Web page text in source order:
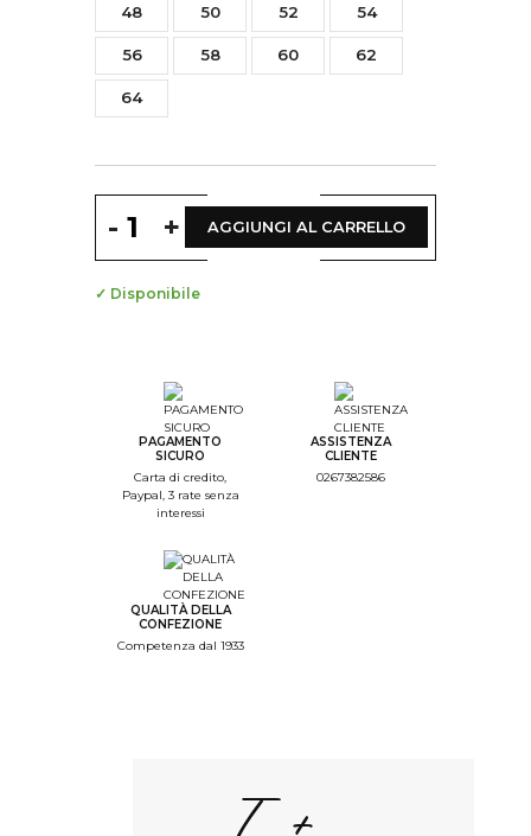
48 50 52 54
56 58 60 62
64
- + AGGIUNGI AL CARRELLO
✓ Disponibile
PAGAMENTO
SICURO
Carta di credito,
Paypal, 3 rate senza
interessi
ASSISTENZA
CLIENTE
0267382586
QUALITÀ DELLA
CONFEZIONE
Competenza dal 1933
I +